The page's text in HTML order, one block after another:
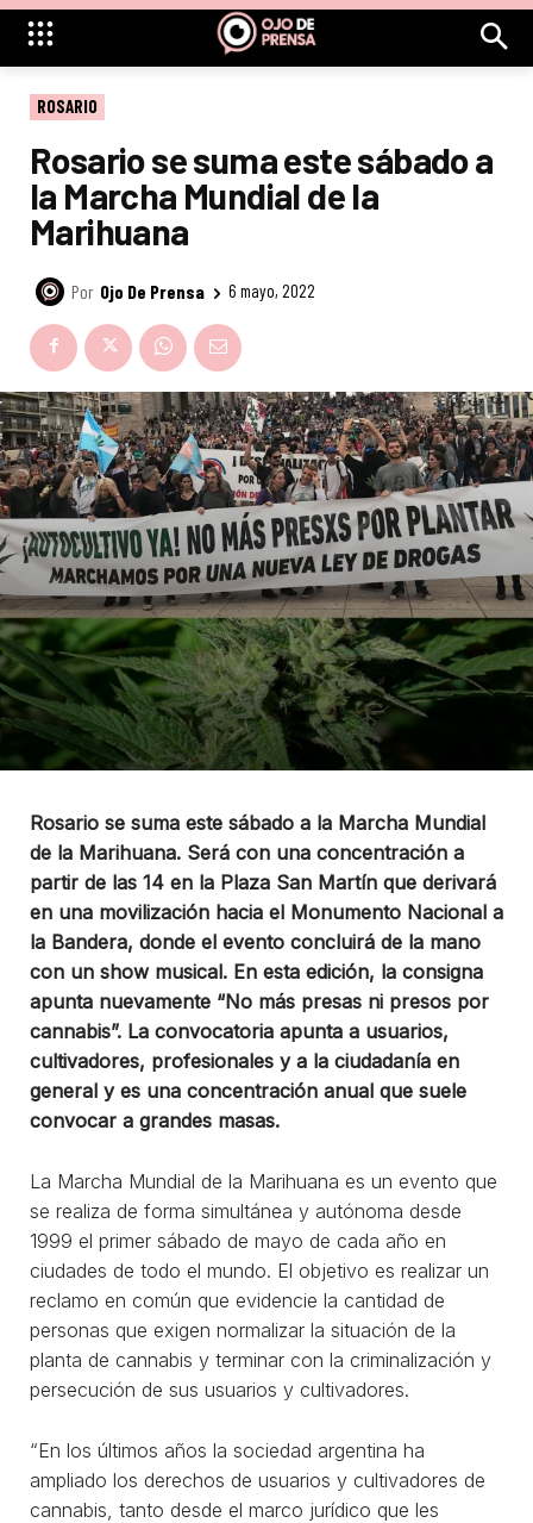
ROSARIO
Rosario se suma este sábado a
la Marcha Mundial de la
Marihuana
Por Ojo De Prensa 6 mayo, 2022
Rosario se suma este sábado a la Marcha Mundial
de la Marihuana. Será con una concentración a
partir de las 14 en la Plaza San Martín que derivará
en una movilización hacia el Monumento Nacional a
la Bandera, donde el evento concluirá de la mano
con un show musical. En esta edición, la consigna
apunta nuevamente “No más presas ni presos por
cannabis”. La convocatoria apunta a usuarios,
cultivadores, profesionales y a la ciudadanía en
general y es una concentración anual que suele
convocar a grandes masas.
La Marcha Mundial de la Marihuana es un evento que
se realiza de forma simultánea y autónoma desde
1999 el primer sábado de mayo de cada año en
ciudades de todo el mundo. El objetivo es realizar un
reclamo en común que evidencie la cantidad de
personas que exigen normalizar la situación de la
planta de cannabis y terminar con la criminalización y
persecución de sus usuarios y cultivadores.
“En los últimos años la sociedad argentina ha
ampliado los derechos de usuarios y cultivadores de
cannabis, tanto desde el marco jurídico que les